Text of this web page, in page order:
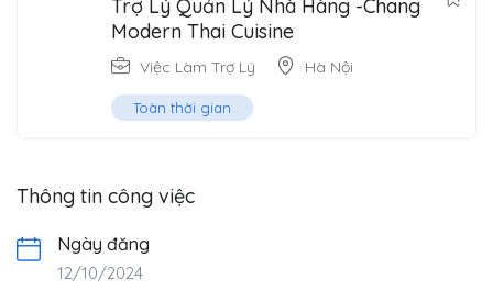
Trợ Lý Quản Lý Nhà Hàng -Chang
Modern Thai Cuisine
Việc Làm Trợ Lý Hà Nội
Toàn thời gian
Thông tin công việc
Ngày đăng
12/10/2024